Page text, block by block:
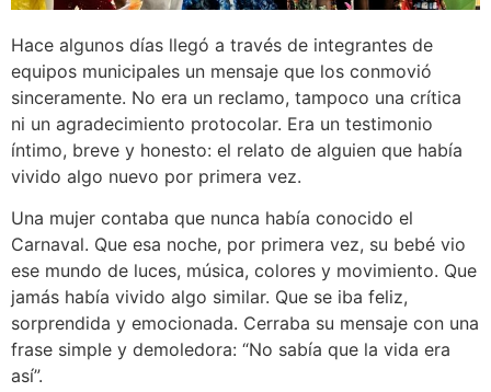
Hace algunos días llegó a través de integrantes de
equipos municipales un mensaje que los conmovió
sinceramente. No era un reclamo, tampoco una crítica
ni un agradecimiento protocolar. Era un testimonio
íntimo, breve y honesto: el relato de alguien que había
vivido algo nuevo por primera vez.
Una mujer contaba que nunca había conocido el
Carnaval. Que esa noche, por primera vez, su bebé vio
ese mundo de luces, música, colores y movimiento. Que
jamás había vivido algo similar. Que se iba feliz,
sorprendida y emocionada. Cerraba su mensaje con una
frase simple y demoledora: “No sabía que la vida era
así”.